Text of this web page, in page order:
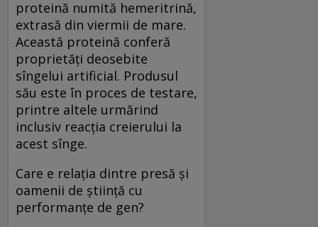
proteină numită hemeritrină,
extrasă din viermii de mare.
Această proteină conferă
proprietăţi deosebite
sîngelui artificial. Produsul
său este în proces de testare,
printre altele urmărind
inclusiv reacţia creierului la
acest sînge.
Care e relaţia dintre presă şi
oamenii de ştiinţă cu
performanţe de gen?